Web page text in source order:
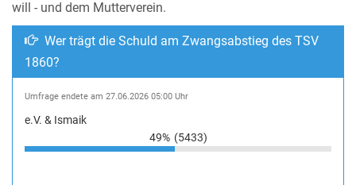
will - und dem Mutterverein.
Wer trägt die Schuld am Zwangsabstieg des TSV
1860?
Umfrage endete am 27.06.2026 05:00 Uhr
e.V. & Ismaik
49% (5433)